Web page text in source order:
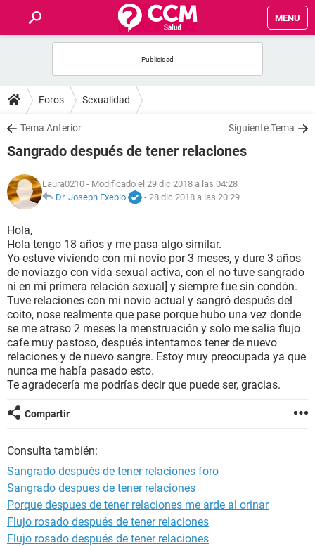
MENU
FOROS
SALUD
FAMILIA
NUTRICIÓN
BIENESTAR
SEXUALIDAD
GLOSARIO
Foros Sexualidad
Tema Anterior Siguiente Tema
Sangrado después de tener relaciones
Laura0210 - Modificado el 29 dic 2018 a las 04:28
Dr. Joseph Exebio
- 28 dic 2018 a las 20:29
Hola,
Hola tengo 18 años y me pasa algo similar.
Yo estuve viviendo con mi novio por 3 meses, y dure 3 años
de noviazgo con vida sexual activa, con el no tuve sangrado
ni en mi primera relación sexual] y siempre fue sin condón.
Tuve relaciones con mi novio actual y sangró después del
coito, nose realmente que pase porque hubo una vez donde
se me atraso 2 meses la menstruación y solo me salia flujo
cafe muy pastoso, después intentamos tener de nuevo
relaciones y de nuevo sangre. Estoy muy preocupada ya que
nunca me había pasado esto.
Te agradecería me podrías decir que puede ser, gracias.
Compartir
Consulta también:
Sangrado después de tener relaciones foro
Sangrado despues de tener relaciones
Porque despues de tener relaciones me arde al orinar
Flujo rosado después de tener relaciones
Flujo rosado después de tener relaciones